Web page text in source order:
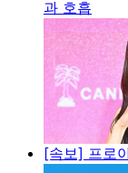
과 호흡
[속보] 프로